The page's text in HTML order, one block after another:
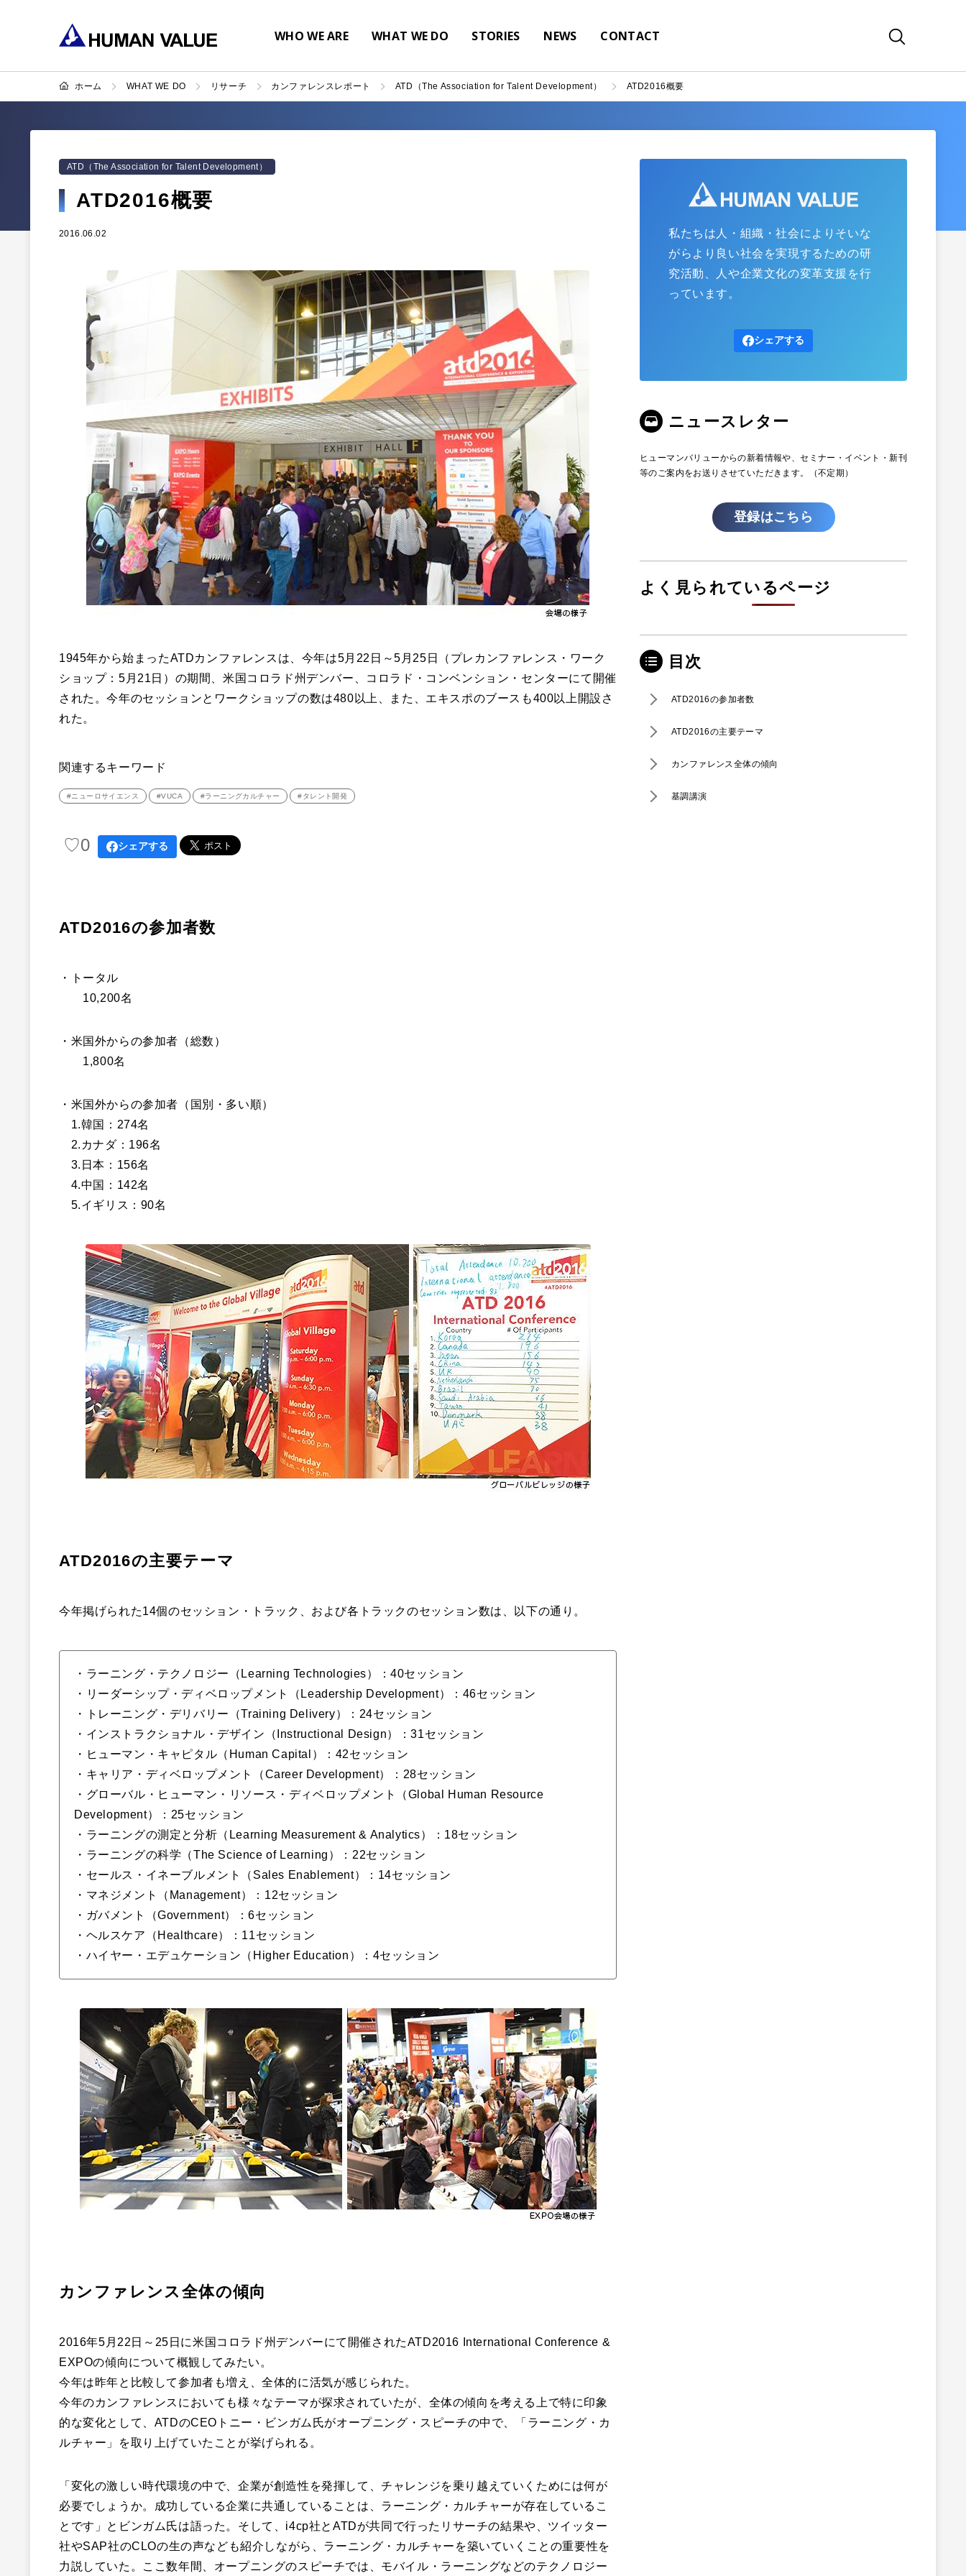
WHO WE ARE WHAT WE DO STORIES NEWS CONTACT
ホーム WHAT WE DO リサーチ カンファレンスレポート ATD（The Association for Talent Development） ATD2016概要
ATD（The Association for Talent Development）
ATD2016概要
2016.06.02
1945年から始まったATDカンファレンスは、今年は5月22日～5月25日（プレカンファレンス・ワーク
ショップ：5月21日）の期間、米国コロラド州デンバー、コロラド・コンベンション・センターにて開催
された。今年のセッションとワークショップの数は480以上、また、エキスポのブースも400以上開設さ
れた。
関連するキーワード
#ニューロサイエンス #VUCA #ラーニングカルチャー #タレント開発
♡0 シェアする
ATD2016の参加者数
・トータル
10,200名
・米国外からの参加者（総数）
1,800名
・米国外からの参加者（国別・多い順）
1.韓国：274名
2.カナダ：196名
3.日本：156名
4.中国：142名
5.イギリス：90名
ATD2016の主要テーマ
今年掲げられた14個のセッション・トラック、および各トラックのセッション数は、以下の通り。
・ラーニング・テクノロジー（Learning Technologies）：40セッション
・リーダーシップ・ディベロップメント（Leadership Development）：46セッション
・トレーニング・デリバリー（Training Delivery）：24セッション
・インストラクショナル・デザイン（Instructional Design）：31セッション
・ヒューマン・キャピタル（Human Capital）：42セッション
・キャリア・ディベロップメント（Career Development）：28セッション
・グローバル・ヒューマン・リソース・ディベロップメント（Global Human Resource
Development）：25セッション
・ラーニングの測定と分析（Learning Measurement & Analytics）：18セッション
・ラーニングの科学（The Science of Learning）：22セッション
・セールス・イネーブルメント（Sales Enablement）：14セッション
・マネジメント（Management）：12セッション
・ガバメント（Government）：6セッション
・ヘルスケア（Healthcare）：11セッション
・ハイヤー・エデュケーション（Higher Education）：4セッション
カンファレンス全体の傾向
2016年5月22日～25日に米国コロラド州デンバーにて開催されたATD2016 International Conference &
EXPOの傾向について概観してみたい。
今年は昨年と比較して参加者も増え、全体的に活気が感じられた。
今年のカンファレンスにおいても様々なテーマが探求されていたが、全体の傾向を考える上で特に印象
的な変化として、ATDのCEOトニー・ビンガム氏がオープニング・スピーチの中で、「ラーニング・カ
ルチャー」を取り上げていたことが挙げられる。
「変化の激しい時代環境の中で、企業が創造性を発揮して、チャレンジを乗り越えていくためには何が
必要でしょうか。成功している企業に共通していることは、ラーニング・カルチャーが存在しているこ
とです」とビンガム氏は語った。そして、i4cp社とATDが共同で行ったリサーチの結果や、ツイッター
社やSAP社のCLOの生の声なども紹介しながら、ラーニング・カルチャーを築いていくことの重要性を
力説していた。ここ数年間、オープニングのスピーチでは、モバイル・ラーニングなどのテクノロジー
私たちは人・組織・社会によりそいな
がらより良い社会を実現するための研
究活動、人や企業文化の変革支援を行
っています。
シェアする
ニュースレター
ヒューマンバリューからの新着情報や、セミナー・イベント・新刊
等のご案内をお送りさせていただきます。（不定期）
登録はこちら
よく見られているページ
目次
ATD2016の参加者数
ATD2016の主要テーマ
カンファレンス全体の傾向
基調講演